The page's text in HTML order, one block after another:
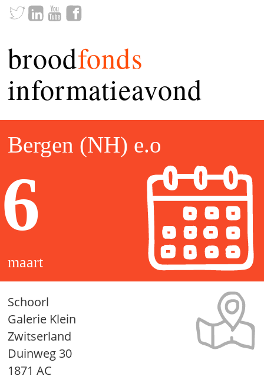
broodfonds
informatieavond
Bergen (NH) e.o
6
maart
Schoorl
Galerie Klein
Zwitserland
Duinweg 30
1871 AC